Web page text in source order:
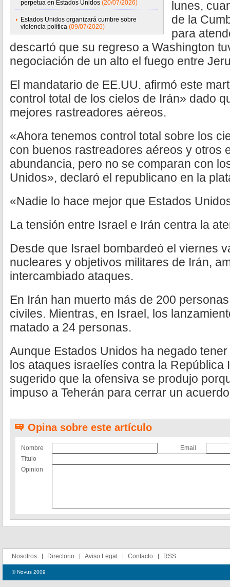
perpetua en Estados Unidos (20/07/2026)
Estados Unidos organizará cumbre sobre
violencia política (09/07/2026)
lunes,
de la
para
descartó que su regreso a Washington
negociación de un alto el fuego entre
El mandatario de EE.UU. afirmó este
control total de los cielos de Irán» dado
mejores rastreadores aéreos.
«Ahora tenemos control total sobre los
con buenos rastreadores aéreos y otros
abundancia, pero no se comparan con
Unidos», declaró el republicano en la
«Nadie lo hace mejor que Estados
La tensión entre Israel e Irán centra la
Desde que Israel bombardeó el viernes
nucleares y objetivos militares de Irán,
intercambiado ataques.
En Irán han muerto más de 200
civiles. Mientras, en Israel, los
matado a 24 personas.
Aunque Estados Unidos ha negado
los ataques israelíes contra la República
sugerido que la ofensiva se produjo
impuso a Teherán para cerrar un
Opina sobre este artículo
Nombre
Email
Título
Opinion
Nosotros Directorio Aviso Legal Contacto RSS
© Novus 2009